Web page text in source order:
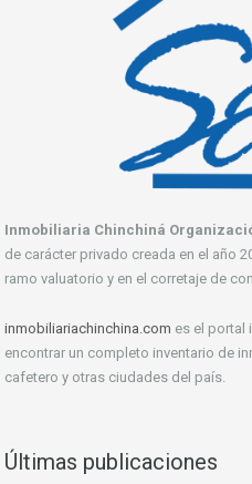
Inmobiliaria Chinchiná
de carácter privado creada en el año
ramo valuatorio y en el corretaje de
inmobiliariachinchina.com es el portal
encontrar un completo inventario de
cafetero y otras ciudades del país.
Últimas publicaciones